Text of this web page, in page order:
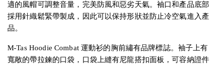
適的風帽可調整音量，完美防風和惡劣天氣。袖口和產品底部
採用針織鬆緊帶製成，因此可以保持形狀並防止冷空氣進入產
品。
M-Tas Hoodie Combat 運動衫的胸前繡有品牌標誌。袖子上有
寬敞的帶拉鍊的口袋，口袋上縫有尼龍搭扣面板，可容納證件